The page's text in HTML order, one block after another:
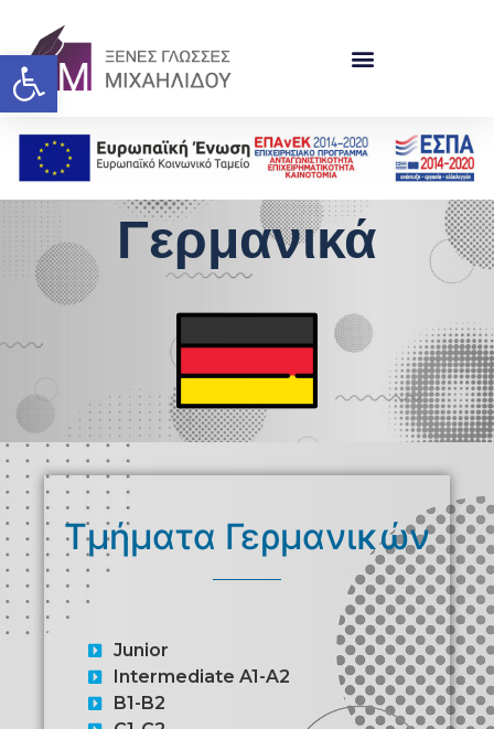
Ανοίξτε τη γραμμή
Γερμανικά
Τμήματα Γερμανικών
Junior
Intermediate A1-A2
B1-B2